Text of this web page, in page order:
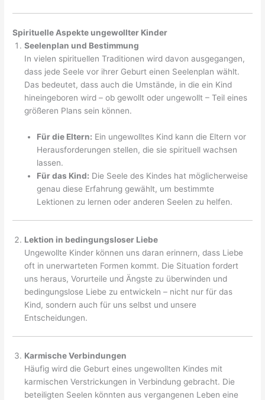
Spirituelle Aspekte ungewollter Kinder
Seelenplan und Bestimmung
In vielen spirituellen Traditionen wird davon ausgegangen,
dass jede Seele vor ihrer Geburt einen Seelenplan wählt.
Das bedeutet, dass auch die Umstände, in die ein Kind
hineingeboren wird – ob gewollt oder ungewollt – Teil eines
größeren Plans sein können.
Für die Eltern: Ein ungewolltes Kind kann die Eltern vor
Herausforderungen stellen, die sie spirituell wachsen
lassen.
Für das Kind: Die Seele des Kindes hat möglicherweise
genau diese Erfahrung gewählt, um bestimmte
Lektionen zu lernen oder anderen Seelen zu helfen.
Lektion in bedingungsloser Liebe
Ungewollte Kinder können uns daran erinnern, dass Liebe
oft in unerwarteten Formen kommt. Die Situation fordert
uns heraus, Vorurteile und Ängste zu überwinden und
bedingungslose Liebe zu entwickeln – nicht nur für das
Kind, sondern auch für uns selbst und unsere
Entscheidungen.
Karmische Verbindungen
Häufig wird die Geburt eines ungewollten Kindes mit
karmischen Verstrickungen in Verbindung gebracht. Die
beteiligten Seelen könnten aus vergangenen Leben eine